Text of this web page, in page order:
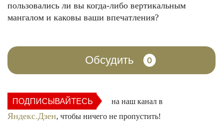
пользовались ли вы когда-либо вертикальным
мангалом и каковы ваши впечатления?
Обсудить 0
ПОДПИСЫВАЙТЕСЬ на наш канал в
Яндекс.Дзен, чтобы ничего не пропустить!